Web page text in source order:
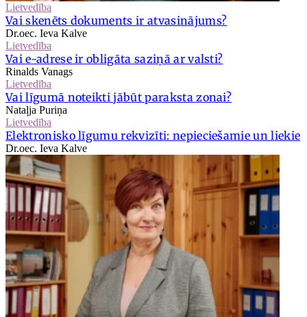
Lietvedība
Vai skenēts dokuments ir atvasinājums?
Dr.oec. Ieva Kalve
Lietvedība
Vai e-adrese ir obligāta saziņā ar valsti?
Rinalds Vanags
Lietvedība
Vai līgumā noteikti jābūt paraksta zonai?
Nataļja Puriņa
Lietvedība
Elektronisko līgumu rekvizīti: nepieciešamie un liekie
Dr.oec. Ieva Kalve